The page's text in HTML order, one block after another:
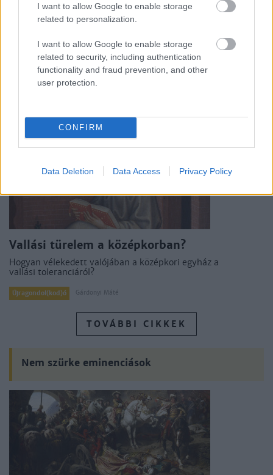
I want to allow Google to enable storage
related to personalization.
I want to allow Google to enable storage
related to security, including authentication
functionality and fraud prevention, and other
user protection.
CONFIRM
Data Deletion Data Access Privacy Policy
Amikor katonáink megismerték a makarónit
TOVÁBBI CIKKEK
Hitek és tévhitek a történelemből
Vallási türelem a középkorban?
Hogyan vélekedett valójában a középkori egyház a
vallási toleranciáról?
Újragondol(kod)ó Gárdonyi Máté
TOVÁBBI CIKKEK
Nem szürke eminenciások